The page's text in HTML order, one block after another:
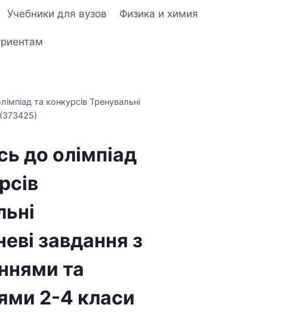
Учебники для вузов Физика и химия
та конкурсів Тренувальні
до олімпіад
завдання з
та
2-4 класи